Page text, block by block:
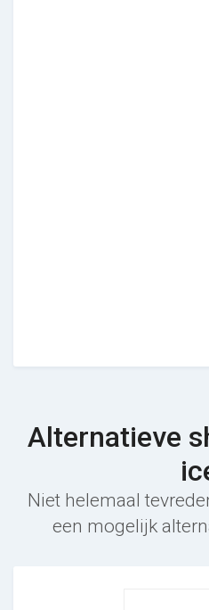
Alternatieve
Niet helemaal
een mogelijk